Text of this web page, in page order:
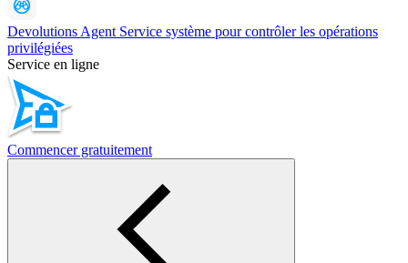
Devolutions Agent Service système pour contrôler les opérations
privilégiées
Service en ligne
Commencer gratuitement